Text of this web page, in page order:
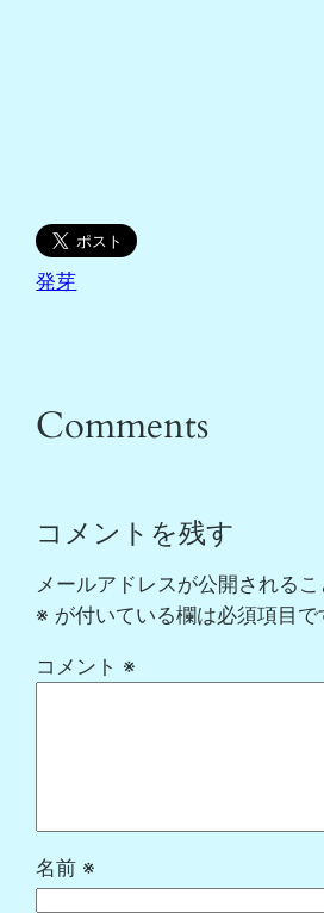
発芽
Comments
コメントを残す
メールアドレスが公開されるこ
※ が付いている欄は必須項目で
コメント ※
名前 ※